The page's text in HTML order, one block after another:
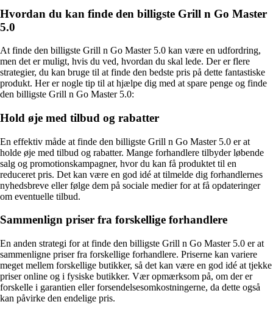
Hvordan du kan finde den billigste Grill n Go Master
5.0
At finde den billigste Grill n Go Master 5.0 kan være en udfordring,
men det er muligt, hvis du ved, hvordan du skal lede. Der er flere
strategier, du kan bruge til at finde den bedste pris på dette fantastiske
produkt. Her er nogle tip til at hjælpe dig med at spare penge og finde
den billigste Grill n Go Master 5.0:
Hold øje med tilbud og rabatter
En effektiv måde at finde den billigste Grill n Go Master 5.0 er at
holde øje med tilbud og rabatter. Mange forhandlere tilbyder løbende
salg og promotionskampagner, hvor du kan få produktet til en
reduceret pris. Det kan være en god idé at tilmelde dig forhandlernes
nyhedsbreve eller følge dem på sociale medier for at få opdateringer
om eventuelle tilbud.
Sammenlign priser fra forskellige forhandlere
En anden strategi for at finde den billigste Grill n Go Master 5.0 er at
sammenligne priser fra forskellige forhandlere. Priserne kan variere
meget mellem forskellige butikker, så det kan være en god idé at tjekke
priser online og i fysiske butikker. Vær opmærksom på, om der er
forskelle i garantien eller forsendelsesomkostningerne, da dette også
kan påvirke den endelige pris.